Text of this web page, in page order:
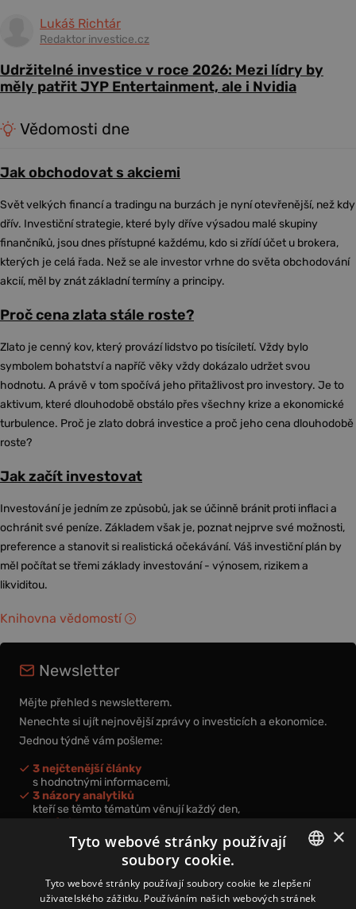
Lukáš Richtár
Redaktor investice.cz
Udržitelné investice v roce 2026: Mezi lídry by
měly patřit JYP Entertainment, ale i Nvidia
Vědomosti dne
Jak obchodovat s akciemi
Svět velkých financí a tradingu na burzách je nyní otevřenější, než kdy
dřív. Investiční strategie, které byly dříve výsadou malé skupiny
finančníků, jsou dnes přístupné každému, kdo si zřídí účet u brokera,
kterých je celá řada. Než se ale investor vrhne do světa obchodování
akcií, měl by znát základní termíny a principy.
Proč cena zlata stále roste?
Zlato je cenný kov, který provází lidstvo po tisíciletí. Vždy bylo
symbolem bohatství a napříč věky vždy dokázalo udržet svou
hodnotu. A právě v tom spočívá jeho přitažlivost pro investory. Je to
aktivum, které dlouhodobě obstálo přes všechny krize a ekonomické
turbulence. Proč je zlato dobrá investice a proč jeho cena dlouhodobě
roste?
Jak začít investovat
Investování je jedním ze způsobů, jak se účinně bránit proti inflaci a
ochránit své peníze. Základem však je, poznat nejprve své možnosti,
preference a stanovit si realistická očekávání. Váš investiční plán by
měl počítat se třemi základy investování - výnosem, rizikem a
likviditou.
Knihovna vědomostí
Newsletter
Mějte přehled s newsletterem.
Nenechte si ujít nejnovější zprávy o investicích a ekonomice.
Jednou týdně vám pošleme:
3 nejčtenější články
s hodnotnými informacemi,
3 názory analytiků
kteří se těmto tématům věnují každý den,
nová videa a podcasty
k prohloubení vašich znalostí.
CZECH
×
Tyto webové stránky používají
soubory cookie.
Tyto webové stránky používají soubory cookie ke zlepšení
uživatelského zážitku. Používáním našich webových stránek